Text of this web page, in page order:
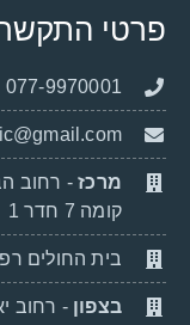
פרטי
077-9970001
מרכז
קומה 7 חדר 1
בית החולים
בצפון